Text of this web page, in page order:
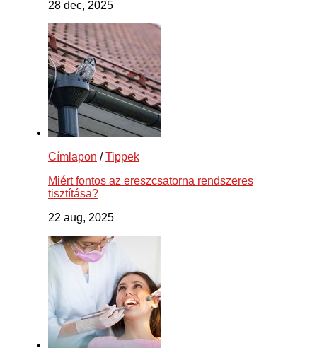
28 dec, 2025
Címlapon /Tippek
Miért fontos az ereszcsatorna rendszeres
tisztítása?
22 aug, 2025